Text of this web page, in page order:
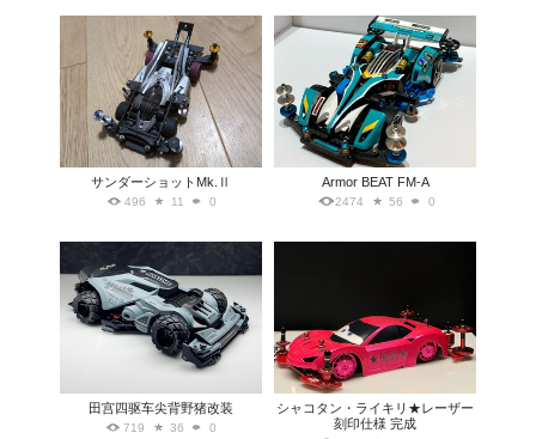
サンダーショットMk.Ⅱ
496 11 0
Armor BEAT FM-A
2474 56 0
田宫四驱车尖背野猪改装
719 36 0
シャコタン・ライキリ★レーザー
刻印仕様 完成